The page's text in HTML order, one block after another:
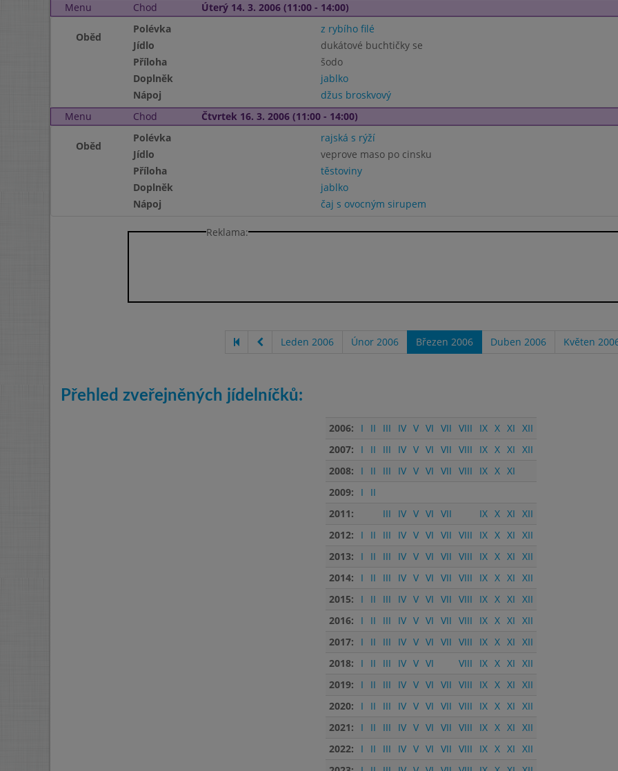
Menu
Chod Úterý 14. 3. 2006 (11:00 - 14:00)
Oběd
Polévka
z rybího filé
Jídlo
dukátové buchtičky se
Příloha
šodo
Doplněk
jablko
Nápoj
džus broskvový
Menu
Chod Čtvrtek 16. 3. 2006 (11:00 - 14:00)
Oběd
Polévka
rajská s rýží
Jídlo
veprove maso po cinsku
Příloha
těstoviny
Doplněk
jablko
Nápoj
čaj s ovocným sirupem
Reklama:
Leden 2006 Únor 2006 Březen 2006 Duben 2006 Květen
Přehled zveřejněných jídelníčků:
2006: I II III IV V VI VII VIII IX X XI XII
2007:
I II III IV V VI VII VIII IX X XI XII
2008:
I II III IV V VI VII VIII IX X XI
2009:
I
II
2011:
III IV V VI VII IX X XI XII
2012:
I II III IV V VI VII VIII IX X XI XII
2013:
I II III IV V VI VII VIII IX X XI XII
2014:
I II III IV V VI VII VIII IX X XI XII
2015:
I II III IV V VI VII VIII IX X XI XII
2016:
I II III IV V VI VII VIII IX X XI XII
2017:
I II III IV V VI VII VIII IX X XI XII
2018:
I II III IV V VI VIII IX X XI XII
2019:
I II III IV V VI VII VIII IX X XI XII
2020:
I II III IV V VI VII VIII IX X XI XII
2021:
I II III IV V VI VII VIII IX X XI XII
2022:
I II III IV V VI VII VIII IX X XI XII